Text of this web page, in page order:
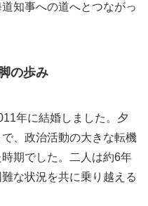
知事への道へとつながっ
の歩み
年に結婚しました。夕
、政治活動の大きな転機
期でした。二人は約6年
な状況を共に乗り越える